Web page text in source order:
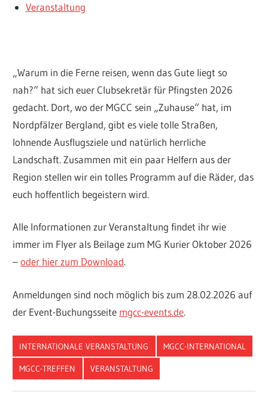
Veranstaltung
„Warum in die Ferne reisen, wenn das Gute liegt so
nah?“ hat sich euer Clubsekretär für Pfingsten 2026
gedacht. Dort, wo der MGCC sein „Zuhause“ hat, im
Nordpfälzer Bergland, gibt es viele tolle Straßen,
lohnende Ausflugsziele und natürlich herrliche
Landschaft. Zusammen mit ein paar Helfern aus der
Region stellen wir ein tolles Programm auf die Räder, das
euch hoffentlich begeistern wird.
Alle Informationen zur Veranstaltung findet ihr wie
immer im Flyer als Beilage zum MG Kurier Oktober 2026
–oder hier zum Download.
Anmeldungen sind noch möglich bis zum 28.02.2026 auf
der Event-Buchungsseite mgcc-events.de.
INTERNATIONALE VERANSTALTUNG MGCC-INTERNATIONAL
MGCC-TREFFEN VERANSTALTUNG